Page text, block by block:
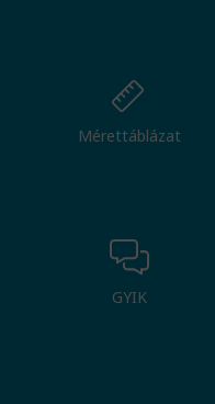
Mérettáblázat
GYIK